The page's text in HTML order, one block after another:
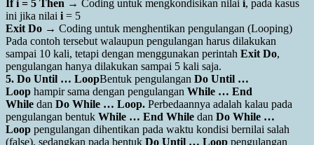
If i = 5 Then → Coding untuk mengkondisikan nilai i, pada kasus
ini jika nilai i = 5
Exit Do → Coding untuk menghentikan pengulangan (Looping)
Pada contoh tersebut walaupun pengulangan harus dilakukan
sampai 10 kali, tetapi dengan menggunakan perintah Exit Do,
pengulangan hanya dilakukan sampai 5 kali saja.
5. Do Until … LoopBentuk pengulangan Do Until …
Loop hampir sama dengan pengulangan While … End
While dan Do While … Loop. Perbedaannya adalah kalau pada
pengulangan bentuk While … End While dan Do While …
Loop pengulangan dihentikan pada waktu kondisi bernilai salah
(false), sedangkan pada bentuk Do Until … Loop pengulangan